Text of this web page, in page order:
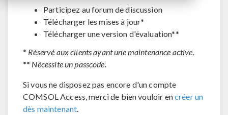
Participez au forum de discussion
Télécharger les mises à jour*
Télécharger une version d'évaluation**
* Réservé aux clients ayant une maintenance active.
** Nécessite un passcode.
Si vous ne disposez pas encore d'un compte
COMSOL Access, merci de bien vouloir encréer un
dès maintenant.